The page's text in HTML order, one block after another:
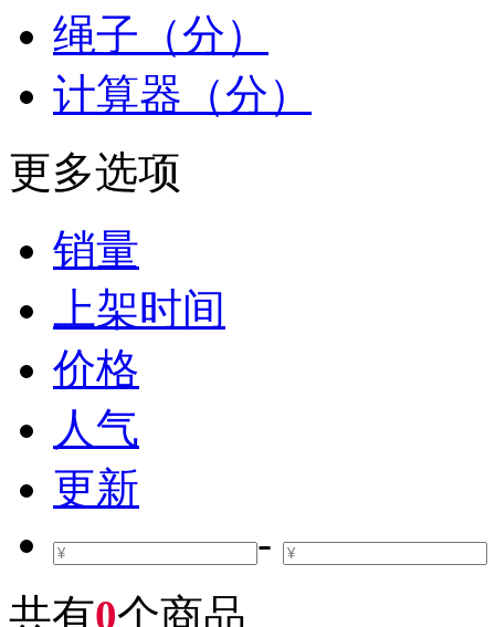
绳子（分）
计算器（分）
更多选项
销量
上架时间
价格
人气
更新
-
共有0个商品